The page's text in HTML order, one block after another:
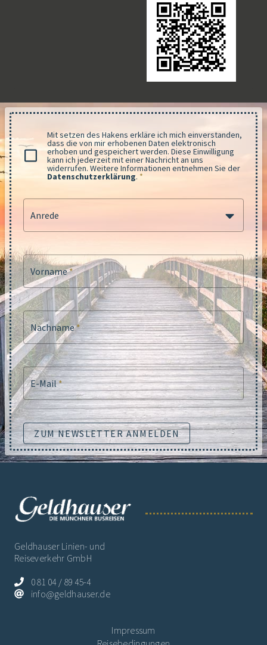
Anrede
Vorname*
Nachname*
E-Mail*
Mit setzen des Hakens erkläre ich mich einverstanden,
dass die von mir erhobenen Daten elektronisch
erhoben und gespeichert werden. Diese Einwilligung
kann ich jederzeit mit einer Nachricht an uns
widerrufen. Weitere Informationen entnehmen Sie der
Datenschutzerklärung. *
ZUM NEWSLETTER ANMELDEN
Geldhauser Linien- und
Reiseverkehr GmbH
0 81 04 / 89 45-4
info@geldhauser.de
Impressum